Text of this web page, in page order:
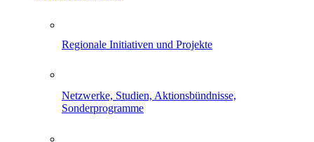
Regionale Initiativen und Projekte
Netzwerke, Studien, Aktionsbündnisse,
Sonderprogramme